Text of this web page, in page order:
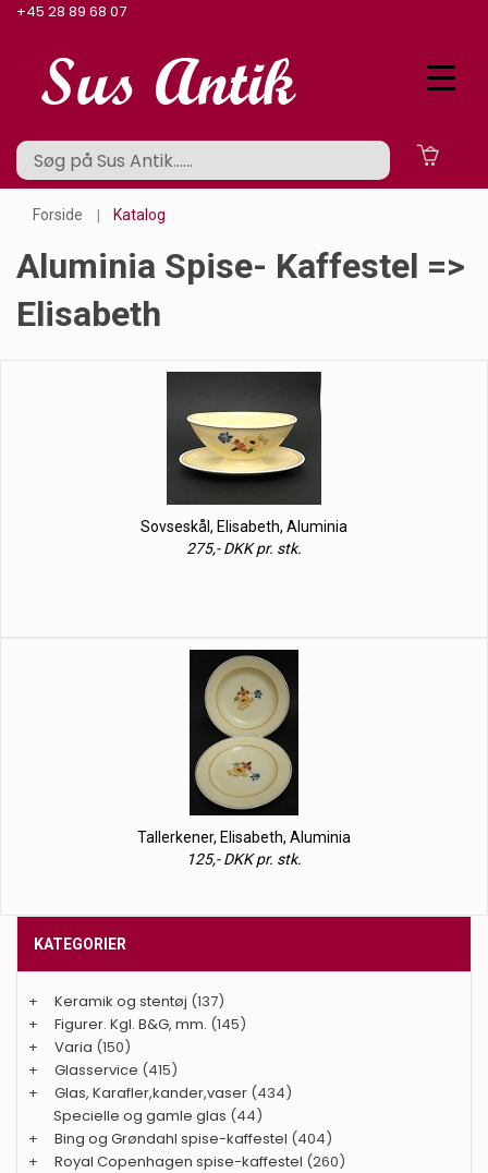
+45 28 89 68 07
Forside Katalog
Aluminia Spise- Kaffestel =>
Elisabeth
Sovseskål, Elisabeth, Aluminia
275,- DKK pr. stk.
Tallerkener, Elisabeth, Aluminia
125,- DKK pr. stk.
KATEGORIER
+ Keramik og stentøj (137)
+
Figurer. Kgl. B&G, mm. (145)
+
Varia (150)
+
Glasservice (415)
+
Glas, Karafler,kander,vaser (434)
Specielle og gamle glas (44)
+
Bing og Grøndahl spise-kaffestel (404)
+
Royal Copenhagen spise-kaffestel (260)